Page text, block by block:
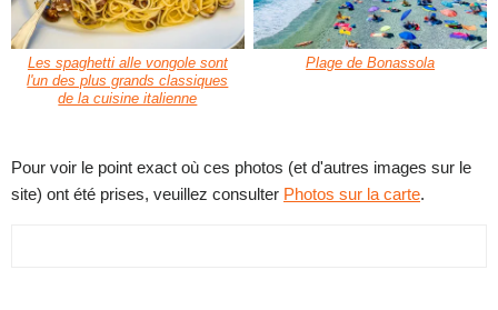
Les spaghetti alle vongole sont
l'un des plus grands classiques
de la cuisine italienne
Plage de Bonassola
Pour voir le point exact où ces photos (et d'autres images sur le
site) ont été prises, veuillez consulter Photos sur la carte.